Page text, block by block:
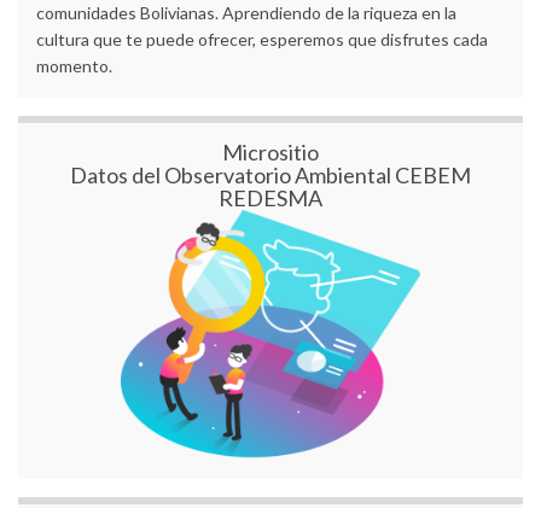
comunidades Bolivianas. Aprendiendo de la riqueza en la
cultura que te puede ofrecer, esperemos que disfrutes cada
momento.
Micrositio
Datos del Observatorio Ambiental CEBEM
REDESMA